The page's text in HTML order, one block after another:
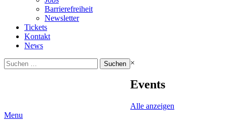
Barrierefreiheit
Newsletter
Tickets
Kontakt
News
Suchen
nach:
×
Events
Alle anzeigen
Menu